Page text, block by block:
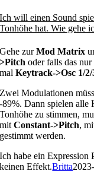
Ich will einen Sound
Tonhöhe hat. Wie gehe
Gehe zurMod Matrix
>Pitch oder falls das
malKeytrack->Osc 1/
Zwei Modulationen
-89%. Dann spielen alle
Tonhöhe zu stimmen,
mitConstant->Pitch,
gestimmt werden.
Ich habe ein Expression
keinen Effekt.Britta